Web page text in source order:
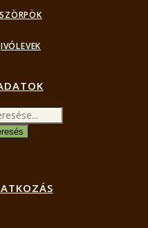
SZÖRPÖK
IVÓLEVEK